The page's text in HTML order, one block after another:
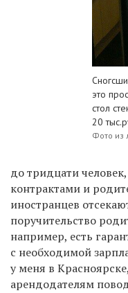
это
стол
20
Фото из
до тридцати
контрактами и
иностранцев
поручительство
например, есть
с необходимой
у меня в
арендодателям